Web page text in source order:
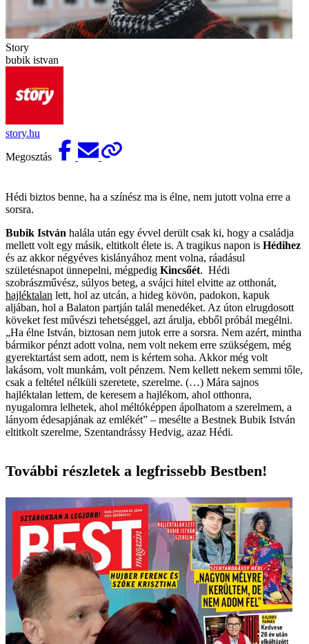
Story
bubik istvan
story.hu
Megosztás
Hédi biztos benne, ha a színész ma is élne, nem jutott volna erre a
sorsra.
Bubik István halála után egy évvel derült csak ki, hogy a családja
mellett volt egy másik, eltitkolt élete is. A tragikus napon is Hédihez
és az akkor négyéves kislányához ment volna, ráadásul
születésnapot ünnepelni, mégpedig Kincsőét. Hédi
szobrászművész, súlyos beteg, a svájci hitel elvitte az otthonát,
hajléktalan lett, hol az utcán, a hideg kövön, padokon, kapuk
aljában, hol a Balaton partján talál menedéket. Az úton elrugdosott
köveket fest művészi tehetséggel, azt árulja, ebből próbál megélni.
„Ha élne István, biztosan nem jutok erre a sorsra. Nem azért, mintha
bármikor pénzt adott volna, nem volt nekem erre szükségem, még
gyerektartást sem adott, nem is kértem soha. Akkor még volt
lakásom, volt munkám, volt pénzem. Nem kellett nekem semmi tőle,
csak a feltétel nélküli szeretete, szerelme. (…) Mára sajnos
hajléktalan lettem, de keresem a hajlékom, ahol otthonra,
nyugalomra lelhetek, ahol méltóképpen ápolhatom a szerelmem, a
lányom édesapjának az emlékét” – mesélte a Bestnek Bubik István
eltitkolt szerelme, Szentandrássy Hedvig, azaz Hédi.
További részletek a legfrissebb Bestben!